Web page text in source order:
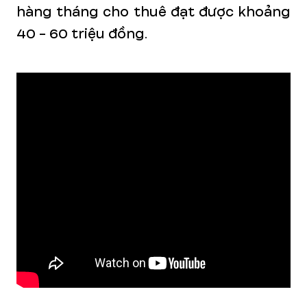
hàng tháng cho thuê đạt được khoảng
40 - 60 triệu đồng.